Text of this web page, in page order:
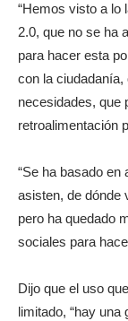
“Hemos visto a lo
2.0, que no se ha
para hacer esta
con la
necesidades, que
retroalimentación
“Se ha basado en
asisten, de dónde
pero ha quedado
sociales para
Dijo que el uso
limitado, “hay